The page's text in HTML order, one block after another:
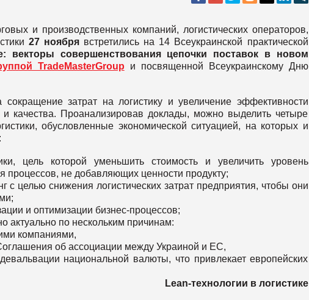
и производственных компаний, логистических операторов,
27 ноябрявстретились на 14 Всеукраинской практической
: векторы совершенствования цепочки поставок в новом
TradeMasterGroup
и посвященной Всеукраинскому Дню
затрат на логистику и увеличение эффективности
качества. Проанализировав доклады, можно выделить четыре
обусловленные экономической ситуацией, на которых и
цель которой уменьшить стоимость и увеличить уровень
процессов, не добавляющих ценности продукту;
с целью снижения логистических затрат предприятия, чтобы они
и оптимизации бизнес-процессов;
актуально по нескольким причинам:
компаниями,
об ассоциации между Украиной и ЕС,
национальной валюты, что привлекает европейских
Lean-технологии в логистике